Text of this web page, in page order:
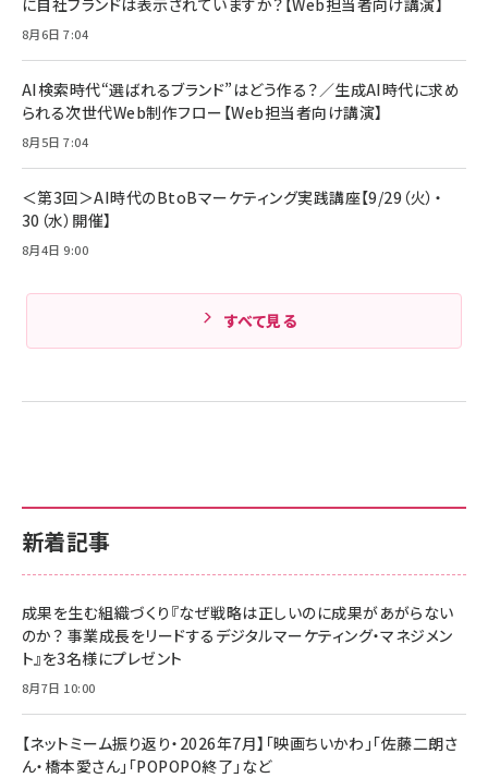
￥1,980
Amazonランキングをもっと見る
ケーブル Anker絡まないケーブル 240W 結束バン
ド付き USB PD対応 シリコン素材採用 iPhone
17 / 16 / 15 / Galaxy iPad Pro MacBook
Pro/Air 各種対応 (1.8m ミッドナイトブラック)
￥1,890
ル ケース買い【6/30応募〆切! 黒ラベルビヤセラー
￥4,857
新着記事
成果を生む組織づくり『なぜ戦略は正しいのに成果があがらない
のか？ 事業成長をリードするデジタルマーケティング・マネジメン
ト』を3名様にプレゼント
8月7日 10:00
【ネットミーム振り返り・2026年7月】「映画ちいかわ」「佐藤二朗さ
ん・橋本愛さん」「POPOPO終了」など
8月6日 7:04
AI検索時代“選ばれるブランド”はどう作る？／生成AI時代に求め
られる次世代Web制作フロー【Web担当者向け講演】
8月5日 7:04
＜第3回＞AI時代のBtoBマーケティング実践講座【9/29（火）・
30（水）開催】
8月4日 9:00
すべて見る